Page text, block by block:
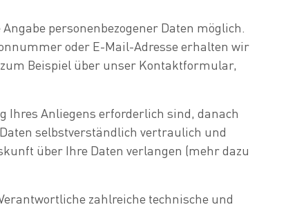
personenbezogener Daten möglich.
oder E-Mail-Adresse erhalten wir
Beispiel über unser Kontaktformular,
Ihres Anliegens erforderlich sind, danach
selbstverständlich vertraulich und
über Ihre Daten verlangen (mehr dazu
zahlreiche technische und